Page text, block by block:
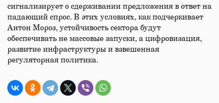
сигнализирует о сдерживании предложения в ответ на
падающий спрос. В этих условиях, как подчеркивает
Антон Мороз, устойчивость сектора будут
обеспечивать не массовые запуски, а цифровизация,
развитие инфраструктуры и взвешенная
регуляторная политика.